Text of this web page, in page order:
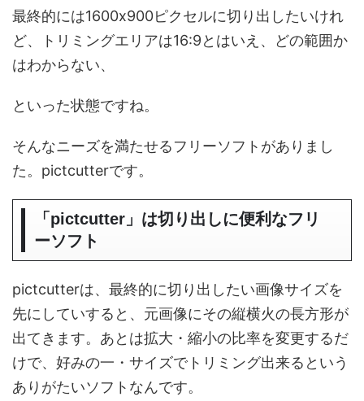
最終的には1600x900ピクセルに切り出したいけれ
ど、トリミングエリアは16:9とはいえ、どの範囲か
はわからない、
といった状態ですね。
そんなニーズを満たせるフリーソフトがありまし
た。pictcutterです。
「pictcutter」は切り出しに便利なフリ
ーソフト
pictcutterは、最終的に切り出したい画像サイズを
先にしていすると、元画像にその縦横火の長方形が
出てきます。あとは拡大・縮小の比率を変更するだ
けで、好みの一・サイズでトリミング出来るという
ありがたいソフトなんです。